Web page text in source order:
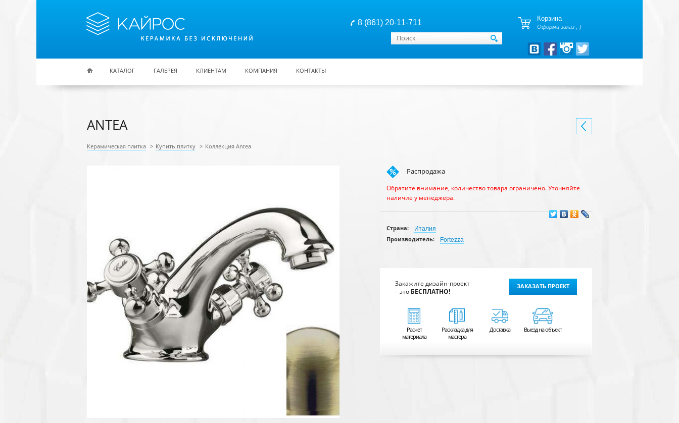
8 (861) 20-11-711 Корзина
Оформи заказ ;-)
Форма поиска
Поиск
КАТАЛОГ ГАЛЕРЕЯ КЛИЕНТАМ КОМПАНИЯ КОНТАКТЫ
ANTEA
Керамическая плитка > Купить плитку > Коллекция Antea
Распродажа
Обратите внимание, количество товара ограничено. Уточняйте
наличие у менеджера.
Страна:
Италия
Производитель:
Fortezza
Закажите дизайн-проект
– это БЕСПЛАТНО!
ЗАКАЗАТЬ ПРОЕКТ
Расчет
материала
Раскладка для
мастера
Доставка Выезд на объект